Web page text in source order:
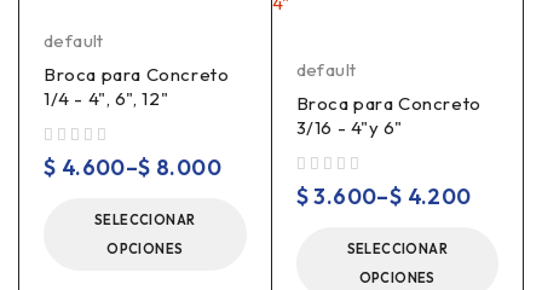
default
Broca para Concreto
1/4 - 4", 6", 12"
$ 4.600–$ 8.000
SELECCIONAR
OPCIONES
default
Broca para Concreto
3/16 - 4"y 6"
$3.600–$ 4.200
SELECCIONAR
OPCIONES